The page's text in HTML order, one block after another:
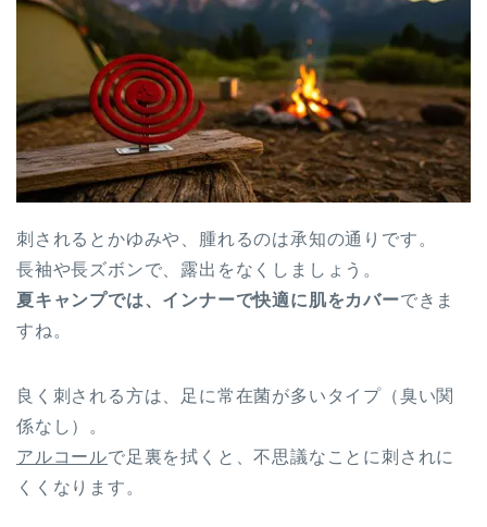
刺されるとかゆみや、腫れるのは承知の通りです。
長袖や長ズボンで、露出をなくしましょう。
夏キャンプでは、インナーで快適に肌をカバーできま
すね。
良く刺される方は、足に常在菌が多いタイプ（臭い関
係なし）。
アルコールで足裏を拭くと、不思議なことに刺されに
くくなります。